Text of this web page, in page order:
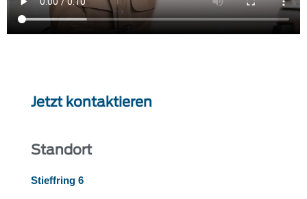
Jetzt kontaktieren
Stand­ort
Stieff­ring 6